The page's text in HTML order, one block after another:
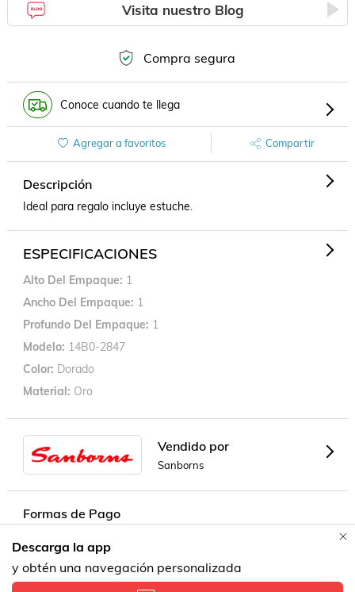
Visita nuestro Blog
Compra segura
Conoce cuando te llega
Agregar a favoritos Compartir
Descripción
Ideal para regalo incluye estuche.
ESPECIFICACIONES
Alto Del Empaque
1
Ancho Del Empaque
1
Profundo Del Empaque
1
Modelo 14B0-2847
Color Dorado
Material Oro
Vendido por
Sanborns
Formas de Pago
Descarga la app
y obtén una navegación personalizada